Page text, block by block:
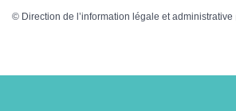
© Direction de l’information légale et administrative